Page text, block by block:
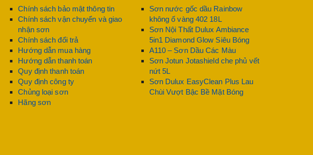
Chính sách bảo mật thông tin
Chính sách vận chuyển và giao
nhận sơn
Chính sách đổi trả
Hướng dẫn mua hàng
Hướng dẫn thanh toán
Quy định thanh toán
Quy định công ty
Chủng loại sơn
Hãng sơn
Sơn nước gốc dầu Rainbow
không ố vàng 402 18L
Sơn Nội Thất Dulux Ambiance
5in1 Diamond Glow Siêu Bóng
A110 – Sơn Dầu Các Màu
Sơn Jotun Jotashield che phủ vết
nứt 5L
Sơn Dulux EasyClean Plus Lau
Chùi Vượt Bậc Bề Mặt Bóng